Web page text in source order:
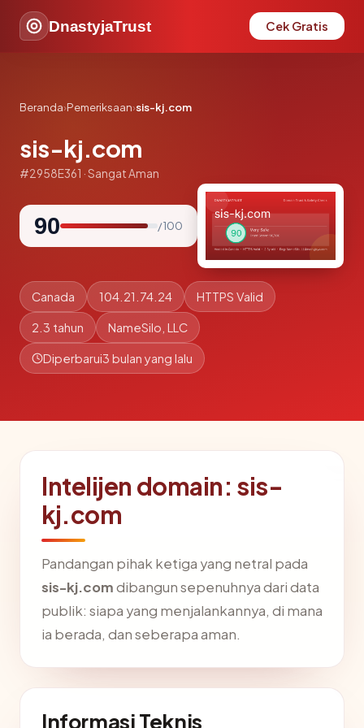
DnastyjaTrust Cek Gratis
Beranda›Pemeriksaan›sis-kj.com
sis-kj.com
#2958E361 · Sangat Aman
90 / 100
Canada 104.21.74.24 HTTPS Valid
2.3 tahun NameSilo, LLC
Diperbarui3 bulan yang lalu
Intelijen domain: sis-
kj.com
Pandangan pihak ketiga yang netral pada
sis-kj.comdibangun sepenuhnya dari data
publik: siapa yang menjalankannya, di mana
ia berada, dan seberapa aman.
Informasi Teknis